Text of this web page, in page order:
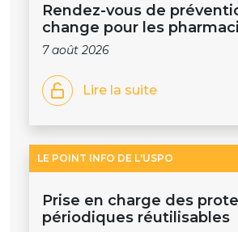
Rendez-vous de
change pour les
7 août 2026
Lire la suite
LE POINT INFO DE L'USPO
Prise en charge des
périodiques réutilisables